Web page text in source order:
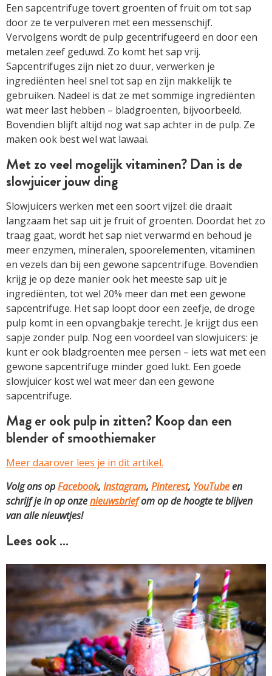
Een sapcentrifuge tovert groenten of fruit om tot sap
door ze te verpulveren met een messenschijf.
Vervolgens wordt de pulp gecentrifugeerd en door een
metalen zeef geduwd. Zo komt het sap vrij.
Sapcentrifuges zijn niet zo duur, verwerken je
ingrediënten heel snel tot sap en zijn makkelijk te
gebruiken. Nadeel is dat ze met sommige ingrediënten
wat meer last hebben – bladgroenten, bijvoorbeeld.
Bovendien blijft altijd nog wat sap achter in de pulp. Ze
maken ook best wel wat lawaai.
Met zo veel mogelijk vitaminen? Dan is de
slowjuicer jouw ding
Slowjuicers werken met een soort vijzel: die draait
langzaam het sap uit je fruit of groenten. Doordat het zo
traag gaat, wordt het sap niet verwarmd en behoud je
meer enzymen, mineralen, spoorelementen, vitaminen
en vezels dan bij een gewone sapcentrifuge. Bovendien
krijg je op deze manier ook het meeste sap uit je
ingrediënten, tot wel 20% meer dan met een gewone
sapcentrifuge. Het sap loopt door een zeefje, de droge
pulp komt in een opvangbakje terecht. Je krijgt dus een
sapje zonder pulp. Nog een voordeel van slowjuicers: je
kunt er ook bladgroenten mee persen – iets wat met een
gewone sapcentrifuge minder goed lukt. Een goede
slowjuicer kost wel wat meer dan een gewone
sapcentrifuge.
Mag er ook pulp in zitten? Koop dan een
blender of smoothiemaker
Meer daarover lees je in dit artikel.
Volg ons opFacebook, Instagram, Pinterest, YouTubeen
schrijf je in op onzenieuwsbriefom op de hoogte te blijven
van alle nieuwtjes!
Lees ook …